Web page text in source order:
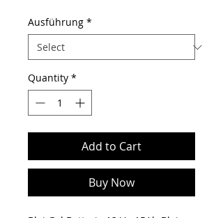
Ausführung *
Quantity *
Add to Cart
Buy Now